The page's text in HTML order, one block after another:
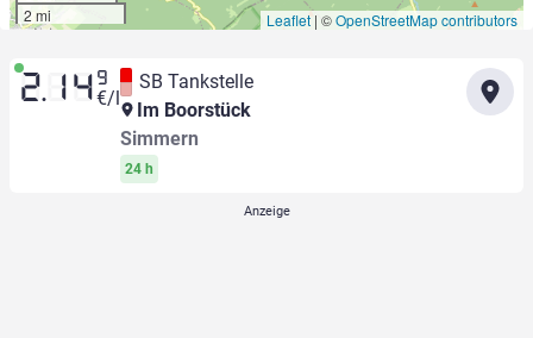
2 mi
Leaflet | ©OpenStreetMap contributors
2.14 9
€/l
SB Tankstelle
Im Boorstück
Simmern
24 h